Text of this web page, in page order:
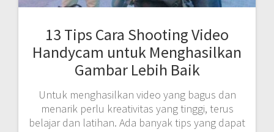
13 Tips Cara Shooting Video
Handycam untuk Menghasilkan
Gambar Lebih Baik
Untuk menghasilkan video yang bagus dan
menarik perlu kreativitas yang tinggi, terus
belajar dan latihan. Ada banyak tips yang dapat